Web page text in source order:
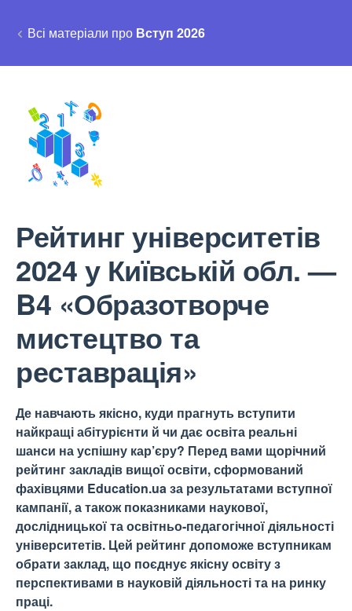
Всі матеріали про Вступ 2026
Рейтинг університетів
2024 у Київській обл. —
B4 «Образотворче
мистецтво та
реставрація»
Де навчають якісно, куди прагнуть вступити
найкращі абітурієнти й чи дає освіта реальні
шанси на успішну кар’єру? Перед вами щорічний
рейтинг закладів вищої освіти, сформований
фахівцями Education.ua за результатами вступної
кампанії, а також показниками наукової,
дослідницької та освітньо-педагогічної діяльності
університетів. Цей рейтинг допоможе вступникам
обрати заклад, що поєднує якісну освіту з
перспективами в науковій діяльності та на ринку
праці.